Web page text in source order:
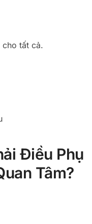
cho tất cả.
Điều Phụ
Tâm?